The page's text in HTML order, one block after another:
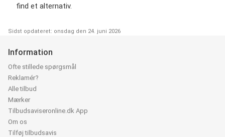
find et alternativ.
Sidst opdateret: onsdag den 24. juni 2026
Information
Ofte stillede spørgsmål
Reklamér?
Alle tilbud
Mærker
Tilbudsaviseronline.dk App
Om os
Tilføj tilbudsavis